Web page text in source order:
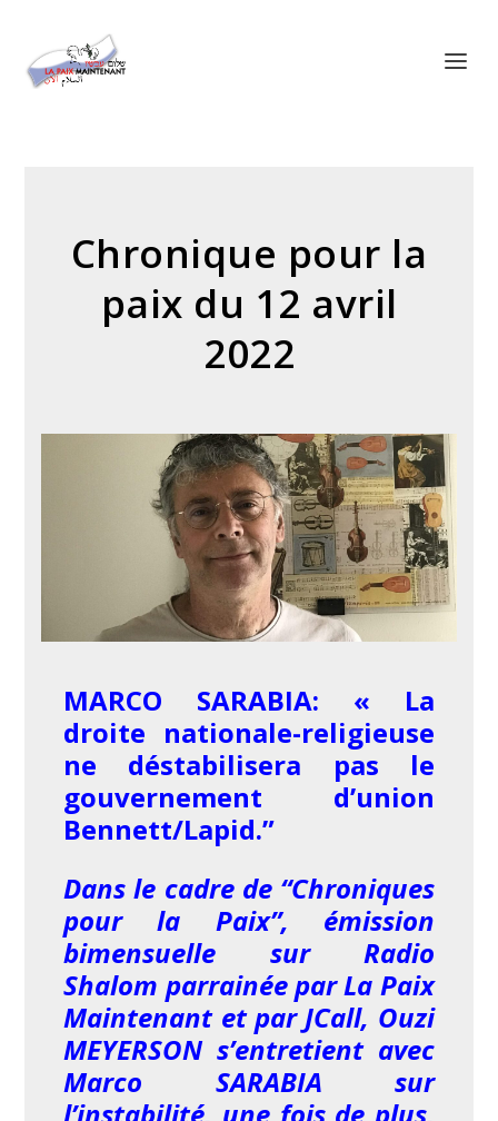
Chronique pour la
paix du 12 avril
2022
MARCO SARABIA: « La
droite nationale-religieuse
ne déstabilisera pas le
gouvernement d’union
Bennett/Lapid.”
Dans le cadre de “Chroniques
pour la Paix”, émission
bimensuelle sur Radio
Shalom parrainée par La Paix
Maintenant et par JCall, Ouzi
MEYERSON s’entretient avec
Marco SARABIA sur
l’instabilité, une fois de plus,